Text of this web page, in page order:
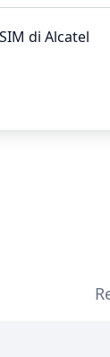
di Alcatel